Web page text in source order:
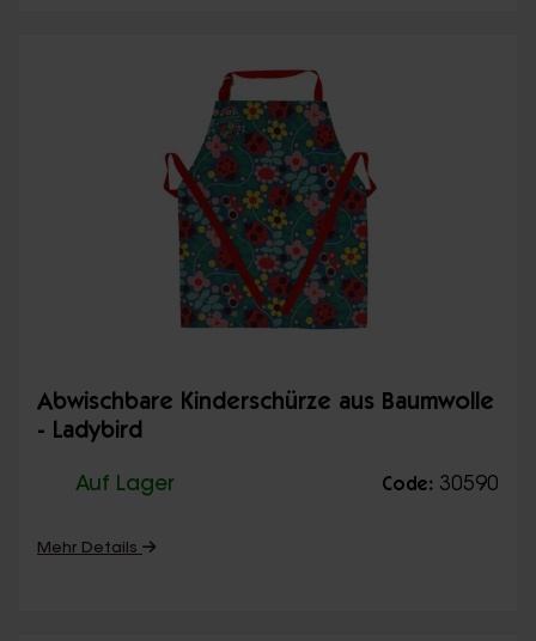
Abwischbare Kinderschürze aus Baumwolle
- Ladybird
Auf Lager Code: 30590
Mehr Details